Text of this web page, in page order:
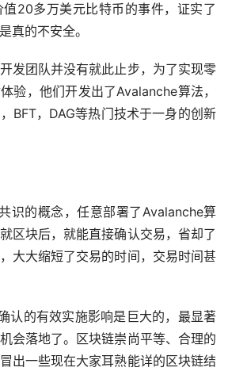
20多万美元比特币的事件，证实了
真的不安全。
发团队并没有就此止步，为了实现零
验，他们开发出了Avalanche算法，
BFT，DAG等热门技术于一身的创新
识的概念，任意部署了Avalanche算
区块后，就能直接确认交易，省却了
大大缩短了交易的时间，交易时间甚
认的有效实施影响是巨大的，最显著
会落地了。区块链崇尚平等、合理的
出一些现在大家耳熟能详的区块链结